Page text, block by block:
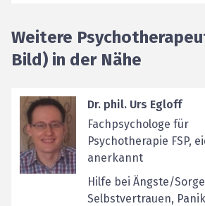
Weitere
Bild) in der Nähe
Dr. phil. Urs Egloff
Fachpsychologe für
Psychotherapie FSP,
anerkannt
Hilfe bei Ängste/
Selbstvertrauen,